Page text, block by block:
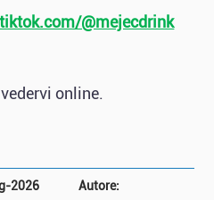
@mejecdrink
online.
2026
Autore: